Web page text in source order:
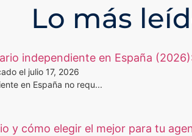
Lo más
independiente en España
el julio 17, 2026
en España no requ...
y cómo elegir el mejor para tu